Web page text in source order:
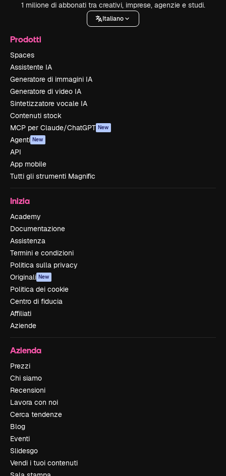
1 milione di abbonati tra creativi, imprese, agenzie e studi.
Italiano
Prodotti
Spaces
Assistente IA
Generatore di immagini IA
Generatore di video IA
Sintetizzatore vocale IA
Contenuti stock
MCP per Claude/ChatGPT New
Agenti New
API
App mobile
Tutti gli strumenti Magnific
Inizia
Academy
Documentazione
Assistenza
Termini e condizioni
Politica sulla privacy
Originali New
Politica dei cookie
Centro di fiducia
Affiliati
Aziende
Azienda
Prezzi
Chi siamo
Recensioni
Lavora con noi
Cerca tendenze
Blog
Eventi
Slidesgo
Vendi i tuoi contenuti